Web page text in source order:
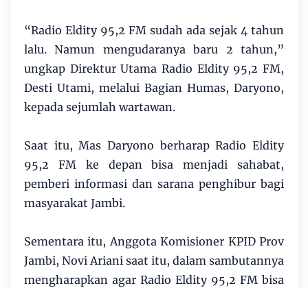
“Radio Eldity 95,2 FM sudah ada sejak 4 tahun
lalu. Namun mengudaranya baru 2 tahun,”
ungkap Direktur Utama Radio Eldity 95,2 FM,
Desti Utami, melalui Bagian Humas, Daryono,
kepada sejumlah wartawan.
Saat itu, Mas Daryono berharap Radio Eldity
95,2 FM ke depan bisa menjadi sahabat,
pemberi informasi dan sarana penghibur bagi
masyarakat Jambi.
Sementara itu, Anggota Komisioner KPID Prov
Jambi, Novi Ariani saat itu, dalam sambutannya
mengharapkan agar Radio Eldity 95,2 FM bisa